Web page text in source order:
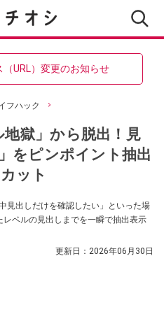
URL）変更のお知らせ
フハック
獄」から脱出！見
をピンポイント抽出
ット
見出しだけを確認したい」といった場
ベルの見出しまでを一瞬で抽出表示
更新日： 2026年06月30日